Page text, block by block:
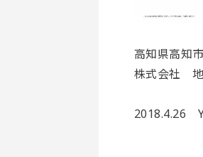
高知県高知
株式会社
2018.4.26